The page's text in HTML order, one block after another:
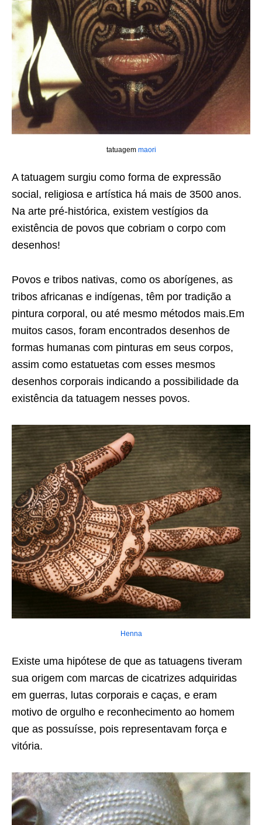
tatuagem maori
A tatuagem surgiu como forma de expressão
social, religiosa e artística há mais de 3500 anos.
Na arte pré-histórica, existem vestígios da
existência de povos que cobriam o corpo com
desenhos!
Povos e tribos nativas, como os aborígenes, as
tribos africanas e indígenas, têm por tradição a
pintura corporal, ou até mesmo métodos mais.Em
muitos casos, foram encontrados desenhos de
formas humanas com pinturas em seus corpos,
assim como estatuetas com esses mesmos
desenhos corporais indicando a possibilidade da
existência da tatuagem nesses povos.
Henna
Existe uma hipótese de que as tatuagens tiveram
sua origem com marcas de cicatrizes adquiridas
em guerras, lutas corporais e caças, e eram
motivo de orgulho e reconhecimento ao homem
que as possuísse, pois representavam força e
vitória.